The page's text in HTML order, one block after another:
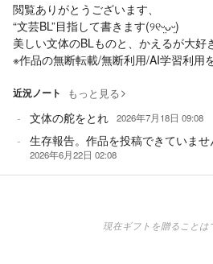
閲覧ありがとうございます、
“文芸BL”目指して書きます(୨୧ᵕ̤ᴗᵕ̤)
美しい文体のBLものと、かえるが大好
※作品の無断転載/無断利用/AI学習利用
近況ノート もっと見る
文体の舵をとれ 2026年7月18日 09:08
生存報告。作品を投稿できていませ
2026年6月22日 02:08
現在ギフトを贈ることは